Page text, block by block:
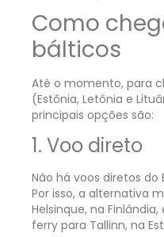
Como
bálticos
Até o momento, para
(Estônia, Letônia e
principais opções são:
1. Voo direto
Não há voos diretos do
Por isso, a alternativa
Helsinque, na
ferry para Tallinn, na